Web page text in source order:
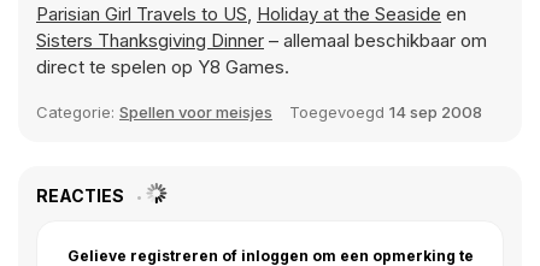
Parisian Girl Travels to US, Holiday at the Seaside en
Sisters Thanksgiving Dinner – allemaal beschikbaar om
direct te spelen op Y8 Games.
Categorie: Spellen voor meisjes Toegevoegd 14 sep 2008
REACTIES
Gelieve registreren of inloggen om een opmerking te